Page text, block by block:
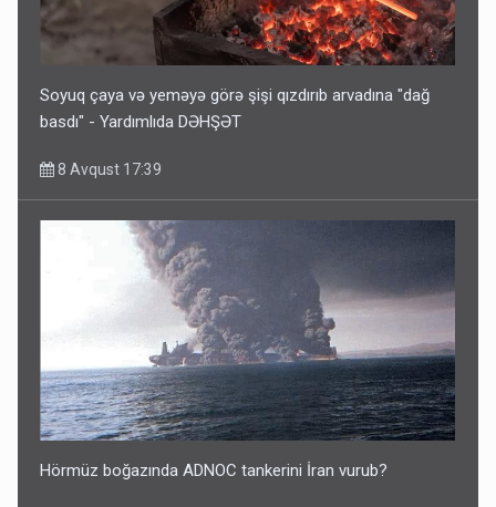
Soyuq çaya və yeməyə görə şişi qızdırıb arvadına "dağ
basdı" - Yardımlıda DƏHŞƏT
8 Avqust 17:39
Hörmüz boğazında ADNOC tankerini İran vurub?